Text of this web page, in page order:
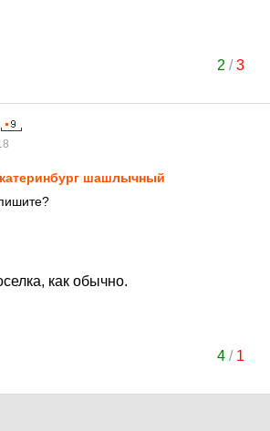
2 /3
шашлычный
как обычно.
4/ 1